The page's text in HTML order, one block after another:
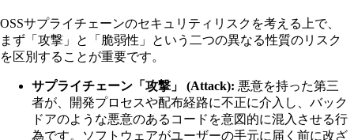
OSSサプライチェーンのセキュリティリスクを考える上で、
まず「攻撃」と「脆弱性」という二つの異なる性質のリスク
を区別することが重要です。
サプライチェーン「攻撃」 (Attack): 悪意を持った第三
者が、開発プロセスや配布経路に不正に介入し、バック
ドアのような悪意のあるコードを意図的に混入させる行
為です。ソフトウェアがユーザーの手元に届く前に改ざ